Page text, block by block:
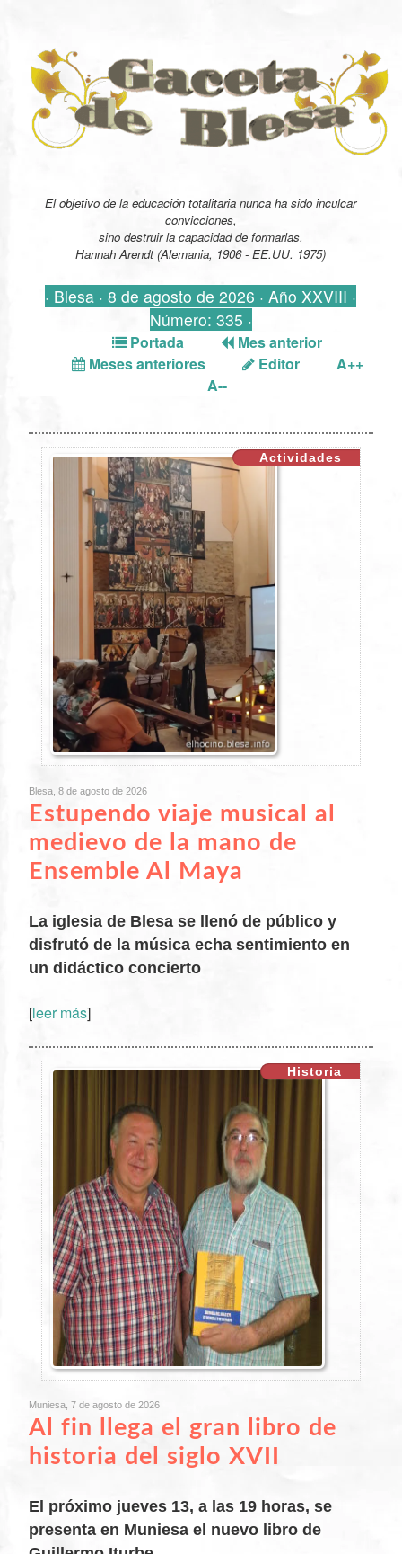
El objetivo de la educación totalitaria nunca ha sido inculcar
convicciones,
sino destruir la capacidad de formarlas.
Hannah Arendt (Alemania, 1906 - EE.UU. 1975)
· Blesa · 8 de agosto de 2026 · Año XXVIII ·
Número: 335 ·
Portada
Mes anterior
Meses anteriores
Editor
A++
A--
Actividades
Blesa, 8 de agosto de 2026
Estupendo viaje musical al
medievo de la mano de
Ensemble Al Maya
La iglesia de Blesa se llenó de público y
disfrutó de la música echa sentimiento en
un didáctico concierto
[leer más]
Historia
Muniesa, 7 de agosto de 2026
Al fin llega el gran libro de
historia del siglo XVII
El próximo jueves 13, a las 19 horas, se
presenta en Muniesa el nuevo libro de